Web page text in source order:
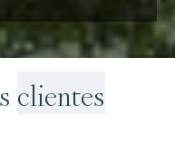
clientes